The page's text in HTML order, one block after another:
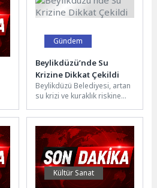
Gündem
Beylikdüzü’nde Su
Krizine Dikkat Çekildi
Beylikdüzü Belediyesi, artan
su krizi ve kuraklık riskine
Dünya Su Günü
kapsamında...
Kültür Sanat